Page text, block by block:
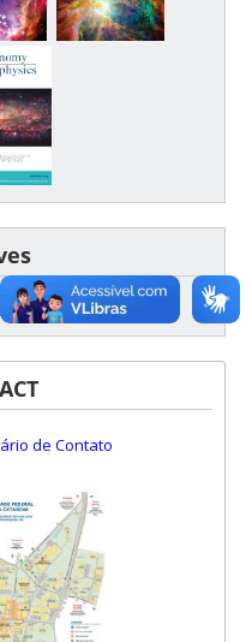
de Contato